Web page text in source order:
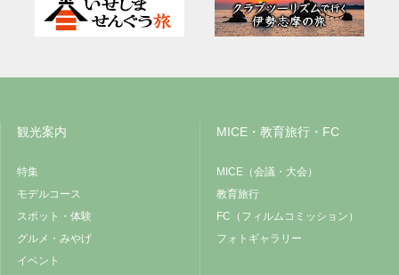
観光案内
特集
モデルコース
スポット・体験
グルメ・みやげ
イベント
MICE・教育旅行・FC
MICE（会議・大会）
教育旅行
FC（フィルムコミッション）
フォトギャラリー